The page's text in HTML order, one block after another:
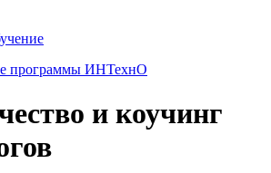
программы ИНТехнО
и коучинг